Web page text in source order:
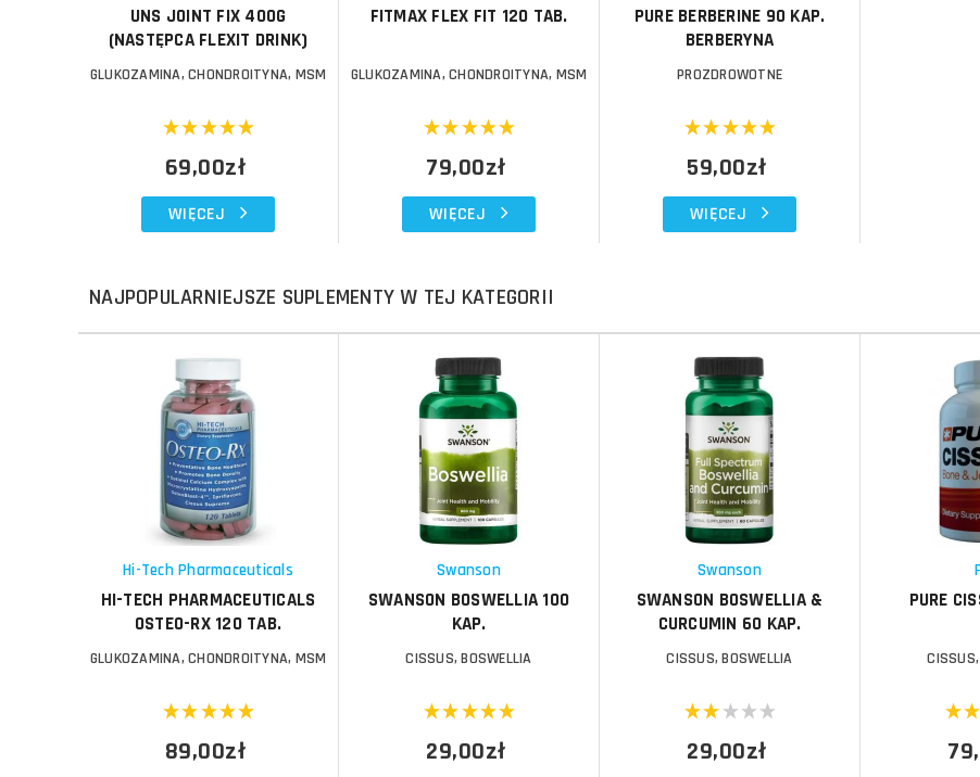
UNS JOINT FIX 400G
(NASTĘPCA FLEXIT DRINK)
GLUKOZAMINA, CHONDROITYNA, MSM
69,00zł
WIĘCEJ
FITMAX FLEX FIT 120 TAB.
GLUKOZAMINA, CHONDROITYNA, MSM
79,00zł
WIĘCEJ
PURE BERBERINE 90 KAP.
BERBERYNA
PROZDROWOTNE
59,00zł
WIĘCEJ
NAJPOPULARNIEJSZE SUPLEMENTY W TEJ KATEGORII
Hi-Tech Pharmaceuticals
HI-TECH PHARMACEUTICALS
OSTEO-RX 120 TAB.
GLUKOZAMINA, CHONDROITYNA, MSM
89,00zł
Swanson
SWANSON BOSWELLIA 100
KAP.
CISSUS, BOSWELLIA
29,00zł
Swanson
SWANSON BOSWELLIA &
CURCUMIN 60 KAP.
CISSUS, BOSWELLIA
29,00zł
PURE